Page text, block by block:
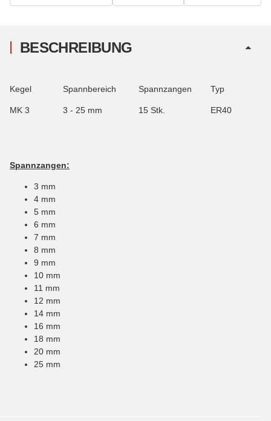
BESCHREIBUNG
Kegel Spannbereich Spannzangen Typ
MK 3 3 - 25 mm 15 Stk. ER40
Spannzangen:
3 mm
4 mm
5 mm
6 mm
7 mm
8 mm
9 mm
10 mm
11 mm
12 mm
14 mm
16 mm
18 mm
20 mm
25 mm